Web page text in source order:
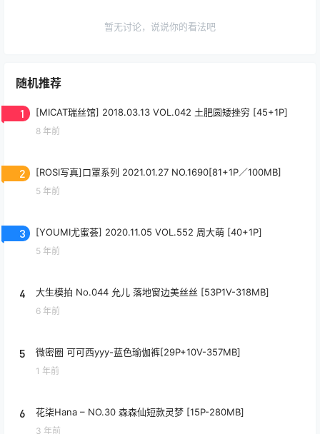
暂无讨论，说说你的看法吧
随机推荐
1 [MICAT瑞丝馆] 2018.03.13 VOL.042 土肥圆矮挫穷 [45+1P]
8 年前
2 [ROSI写真]口罩系列 2021.01.27 NO.1690[81+1P／100MB]
5 年前
3 [YOUMI尤蜜荟] 2020.11.05 VOL.552 周大萌 [40+1P]
5 年前
4 大生模拍 No.044 允儿 落地窗边美丝丝 [53P1V-318MB]
6 年前
5 微密圈 可可西yyy-蓝色瑜伽裤[29P+10V-357MB]
1 年前
6 花柒Hana – NO.30 森森仙短款灵梦 [15P-280MB]
3 年前